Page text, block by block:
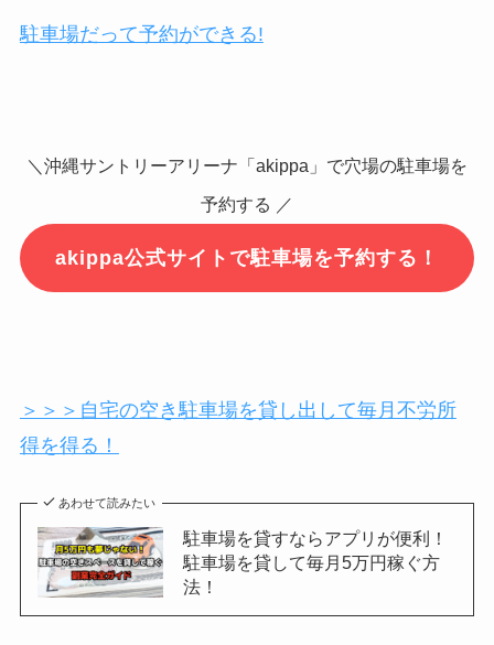
駐車場だって予約ができる!
＼沖縄サントリーアリーナ「akippa」で穴場の駐車場を
予約する ／
akippa公式サイトで駐車場を予約する！
＞＞＞自宅の空き駐車場を貸し出して毎月不労所
得を得る！
あわせて読みたい
駐車場を貸すならアプリが便利！
駐車場を貸して毎月5万円稼ぐ方
法！